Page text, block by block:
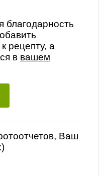
рецепту, а
в вашем
Ваш